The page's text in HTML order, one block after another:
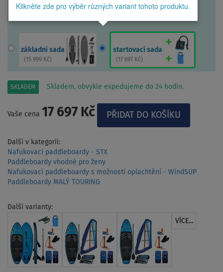
Klikněte zde pro výběr různých variant tohoto produktu.
základní sada
( 15 999 Kč)
startovací sada
( 17 697 Kč)
SKLADEM Skladem, obvykle expedujeme do 24 hodin.
Vaše cena 17 697 Kč
Další v kategorii:
Nafukovací paddleboardy - STX
Paddleboardy vhodné pro ženy
Nafukovací paddleboardy s možností oplachtění - WindSUP
Paddleboardy MALÝ TOURING
Další varianty:
VÍCE...